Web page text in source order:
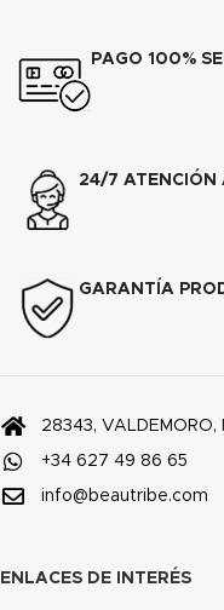
PAGO 100%
24/7 ATENCIÓN
GARANTÍA
28343, VALDEMORO,
+34 627 49 86 65
info@beautribe.com
ENLACES DE INTERÉS